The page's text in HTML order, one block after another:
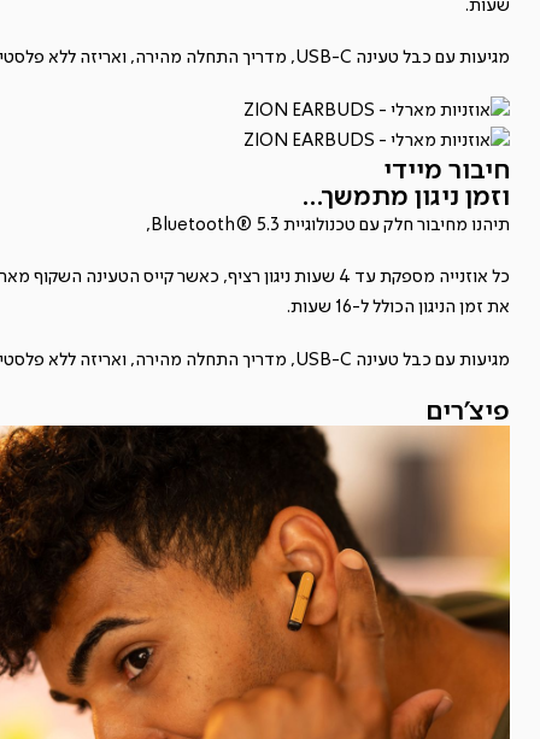
שעות.
מגיעות עם כבל טעינה USB-C, מדריך התחלה מהירה, ואריזה ללא פלסטיק.
חיבור מיידי
וזמן ניגון מתמשך...
תיהנו מחיבור חלק עם טכנולוגיית Bluetooth® 5.3,
כל אוזנייה מספקת עד 4 שעות ניגון רציף, כאשר קייס הטעינה השקוף
את זמן הניגון הכולל ל-16 שעות.
מגיעות עם כבל טעינה USB-C, מדריך התחלה מהירה, ואריזה ללא פלסטיק.
פיצ'רים